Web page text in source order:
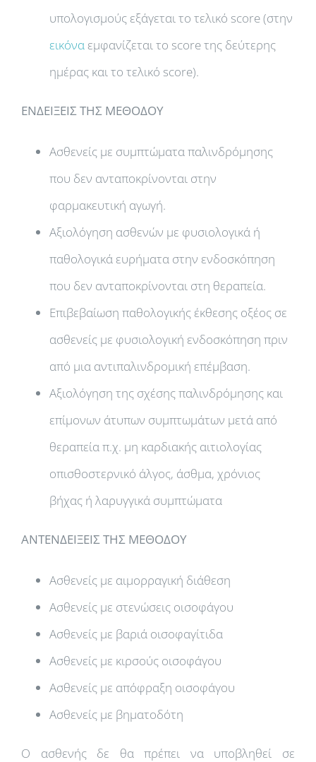
υπολογισμούς εξάγεται το τελικό score (στην
εικόνα εμφανίζεται το score της δεύτερης
ημέρας και το τελικό score).
ΕΝΔΕΙΞΕΙΣ ΤΗΣ ΜΕΘΟΔΟΥ
Ασθενείς με συμπτώματα παλινδρόμησης
που δεν ανταποκρίνονται στην
φαρμακευτική αγωγή.
Αξιολόγηση ασθενών με φυσιολογικά ή
παθολογικά ευρήματα στην ενδοσκόπηση
που δεν ανταποκρίνονται στη θεραπεία.
Επιβεβαίωση παθολογικής έκθεσης οξέος σε
ασθενείς με φυσιολογική ενδοσκόπηση πριν
από μια αντιπαλινδρομική επέμβαση.
Αξιολόγηση της σχέσης παλινδρόμησης και
επίμονων άτυπων συμπτωμάτων μετά από
θεραπεία π.χ. μη καρδιακής αιτιολογίας
οπισθοστερνικό άλγος, άσθμα, χρόνιος
βήχας ή λαρυγγικά συμπτώματα
ΑΝΤΕΝΔΕΙΞΕΙΣ ΤΗΣ ΜΕΘΟΔΟΥ
Ασθενείς με αιμορραγική διάθεση
Ασθενείς με στενώσεις οισοφάγου
Ασθενείς με βαριά οισοφαγίτιδα
Ασθενείς με κιρσούς οισοφάγου
Ασθενείς με απόφραξη οισοφάγου
Ασθενείς με βηματοδότη
Ο ασθενής δε θα πρέπει να υποβληθεί σε